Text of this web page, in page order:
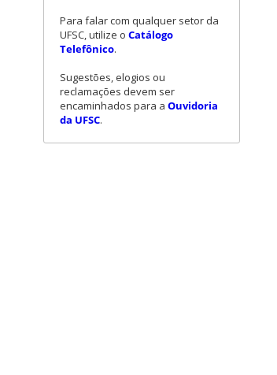
Para falar com qualquer setor da
UFSC, utilize o Catálogo
Telefônico.
Sugestões, elogios ou
reclamações devem ser
encaminhados para a Ouvidoria
da UFSC.